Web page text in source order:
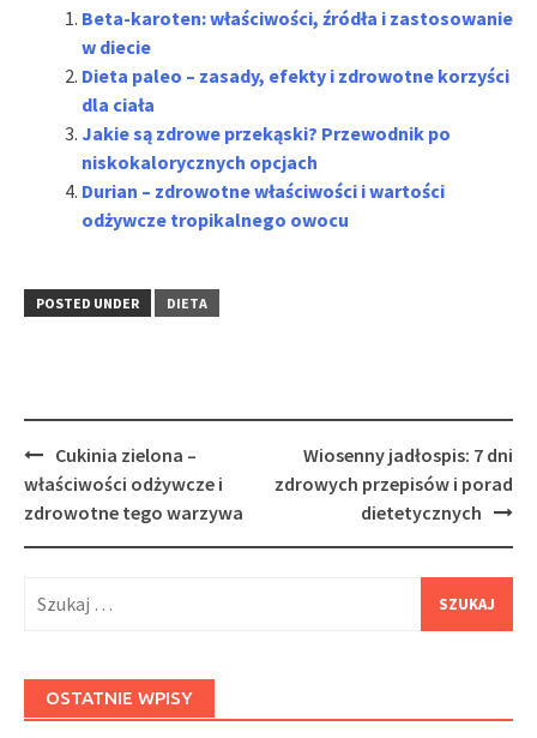
Beta-karoten: właściwości, źródła i zastosowanie
w diecie
Dieta paleo – zasady, efekty i zdrowotne korzyści
dla ciała
Jakie są zdrowe przekąski? Przewodnik po
niskokalorycznych opcjach
Durian – zdrowotne właściwości i wartości
odżywcze tropikalnego owocu
POSTED UNDER DIETA
Post
navigation
Cukinia zielona –
właściwości odżywcze i
zdrowotne tego warzywa
Wiosenny jadłospis: 7 dni
zdrowych przepisów i porad
dietetycznych
OSTATNIE WPISY